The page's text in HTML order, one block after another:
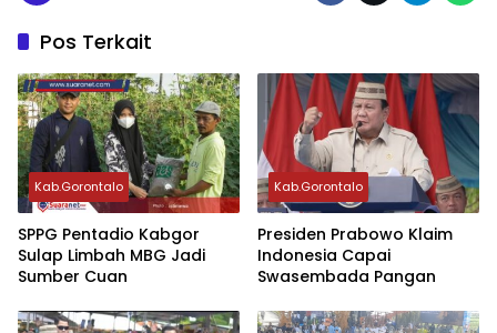
Pos Terkait
Kab.Gorontalo
‎SPPG Pentadio Kabgor
Sulap Limbah MBG Jadi
Sumber Cuan ‎‎
Kab.Gorontalo
Presiden Prabowo Klaim
Indonesia Capai
Swasembada Pangan